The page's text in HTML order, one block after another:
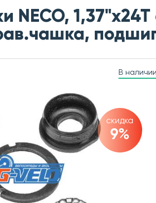
NECO,
В наличии
скидка
9%